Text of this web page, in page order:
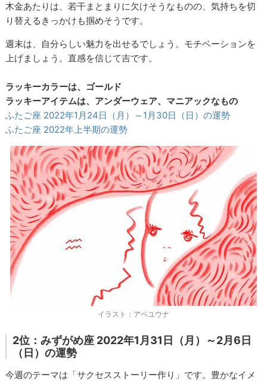
木金あたりは、若干まとまりに欠けそうなものの、気持ちを切
り替えるきっかけも掴めそうです。
週末は、自分らしい魅力を出せるでしょう。モチベーションを
上げましょう。直感を信じて吉です。
ラッキーカラーは、ゴールド
ラッキーアイテムは、アンダーウェア、マニアックなもの
ふたご座 2022年1月24日（月）～1月30日（日）の運勢
ふたご座 2022年上半期の運勢
イラスト：アベユウナ
2位：みずがめ座 2022年1月31日（月）～2月6日
（日）の運勢
今週のテーマは「サクセスストーリー作り」です。豊かなイメ